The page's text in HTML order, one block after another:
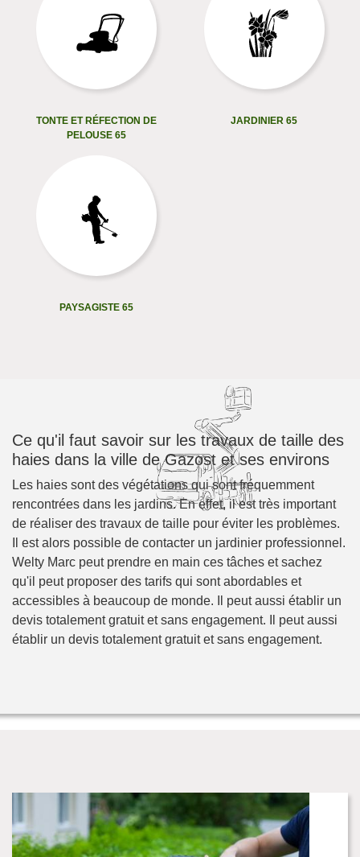
TONTE ET RÉFECTION DE
PELOUSE 65
JARDINIER 65
PAYSAGISTE 65
Ce qu'il faut savoir sur les travaux de taille des
haies dans la ville de Gazost et ses environs
Les haies sont des végétations qui sont fréquemment
rencontrées dans les jardins. En effet, il est très important
de réaliser des travaux de taille pour éviter les problèmes.
Il est alors possible de contacter un jardinier professionnel.
Welty Marc peut prendre en main ces tâches et sachez
qu'il peut proposer des tarifs qui sont abordables et
accessibles à beaucoup de monde. Il peut aussi établir un
devis totalement gratuit et sans engagement. Il peut aussi
établir un devis totalement gratuit et sans engagement.